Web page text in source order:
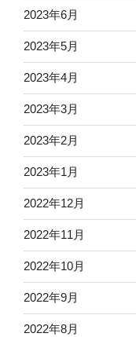
2023年6月
2023年5月
2023年4月
2023年3月
2023年2月
2023年1月
2022年12月
2022年11月
2022年10月
2022年9月
2022年8月